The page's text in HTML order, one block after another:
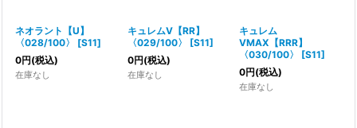
ネオラント【U】
〈028/100〉
[S11]
0円(税込)
在庫なし
キュレムV【RR】
〈029/100〉
[S11]
0円(税込)
在庫なし
キュレム
VMAX【RRR】
〈030/100〉
[S11]
0円(税込)
在庫なし